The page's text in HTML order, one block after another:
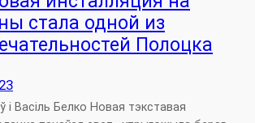
стала одной из
Полоцка
і Васіль Белко Новая тэкставая